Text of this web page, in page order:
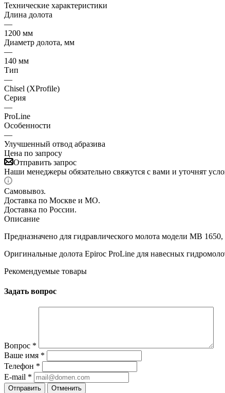
Технические характеристики
Длина долота
—
1200 мм
Диаметр долота, мм
—
140 мм
Тип
—
Chisel (XProfile)
Серия
—
ProLine
Особенности
—
Улучшенный отвод абразива
Цена по запросу
Отправить запрос
Наши менеджеры обязательно свяжутся с вами и уточнят
Самовывоз.
Доставка по Москве и МО.
Доставка по России.
Описание
Предназначено для гидравлического молота модели MB
Оригинальные долота Epiroc ProLine для навесных
Рекомендуемые товары
Задать вопрос
Вопрос *
Ваше имя *
Телефон *
E-mail *
Отправить Отменить